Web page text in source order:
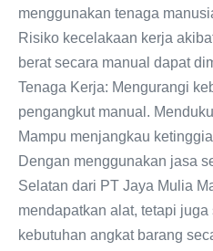
menggunakan tenaga
Risiko kecelakaan kerja
berat secara manual dapat
Tenaga Kerja: Mengurangi
pengangkut manual.
Mampu menjangkau
Dengan menggunakan jasa
Selatan dari PT Jaya Mulia
mendapatkan alat, tetapi
kebutuhan angkat barang